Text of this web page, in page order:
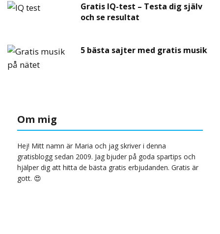
Gratis IQ-test – Testa dig själv
och se resultat
5 bästa sajter med gratis musik
Om mig
Hej! Mitt namn är Maria och jag skriver i denna
gratisblogg sedan 2009. Jag bjuder på goda spartips och
hjälper dig att hitta de bästa gratis erbjudanden. Gratis är
gott. 😍